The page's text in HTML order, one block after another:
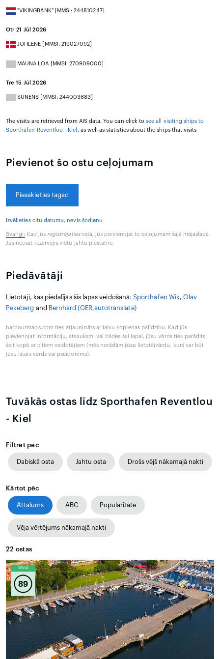
"VIKINGBANK" [MMSI: 244810247]
Otr 21 Jūl 2026
JOHLENE [MMSI: 219027092]
MAUNA LOA [MMSI: 270909000]
Tre 15 Jūl 2026
SUNENS [MMSI: 244003683]
The visits are retrieved from AIS data. You can click tosee all visiting ships to
Sporthafen Reventlou - Kiel , as well as statistics about the ships that visits
Pievienot šo ostu ceļojumam
Piesakieties tagad
Izvēlieties citu datumu, nevis šodienu
Svarīgi: Kad jūs reģistrējatiesostā, jūs pievienojat to ceļojumam šajā mājaslapā.
Jūs neesat rezervējis vietu jahtu piestātnē.
Piedāvātāji
Lietotāji, kas piedalījās šīs lapas veidošanā:Sporthafen Wik,Olav
Pekeberg and Bernhard (GER,autotranslate)
harbourmaps.com tiek atjaunināts ar laivu kopienas palīdzību. Kad jūs
pievienojat informāciju, atsauksmi vai bildes šai lapai, jūsu vārds tiek parādīts
šeit kopā ar citiem veidotājiem (mēs norādām jūsu lietotājvārdu, kurš var būt
jūsu īstais vārds vai pseidonīms).
Tuvākās ostas līdz Sporthafen Reventlou
- Kiel
Filtrēt pēc
Dabiskā osta Jahtu osta Drošs vējš nākamajā naktī
Kārtot pēc
Attālums ABC Popularitāte
Vēja vērtējums nākamajā naktī
22 ostas
Wind
89